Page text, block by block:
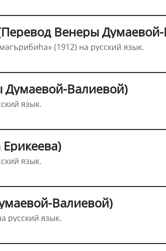
Венеры
(1912) на русский язык.
Думаевой-Валиевой)
язык.
язык.
Валиевой)
русский язык.